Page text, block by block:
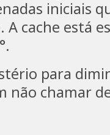
iniciais
A cache está
para
não chamar